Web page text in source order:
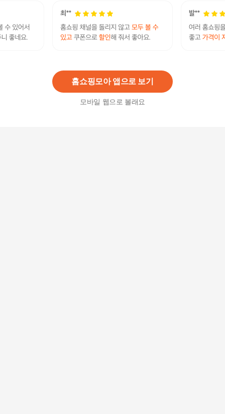
홈쇼핑모아 앱으로 보기
모바일 웹으로 볼래요
페이스6스타일 면도기+면도날(총6입)+윈3쉐이빙